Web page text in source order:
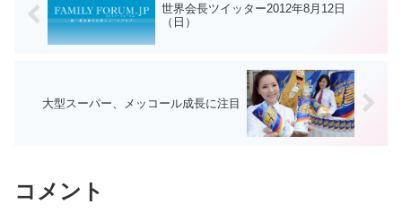
世界会長ツイッター2012年8月12日
（日）
大型スーパー、メッコール成長に注目
コメント